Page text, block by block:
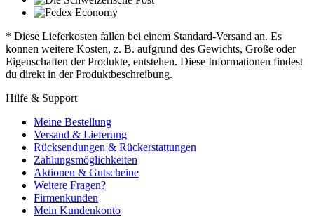
* Diese Lieferkosten fallen bei einem Standard-Versand an. Es
können weitere Kosten, z. B. aufgrund des Gewichts, Größe oder
Eigenschaften der Produkte, entstehen. Diese Informationen findest
du direkt in der Produktbeschreibung.
Hilfe & Support
Meine Bestellung
Versand & Lieferung
Rücksendungen & Rückerstattungen
Zahlungsmöglichkeiten
Aktionen & Gutscheine
Weitere Fragen?
Firmenkunden
Mein Kundenkonto